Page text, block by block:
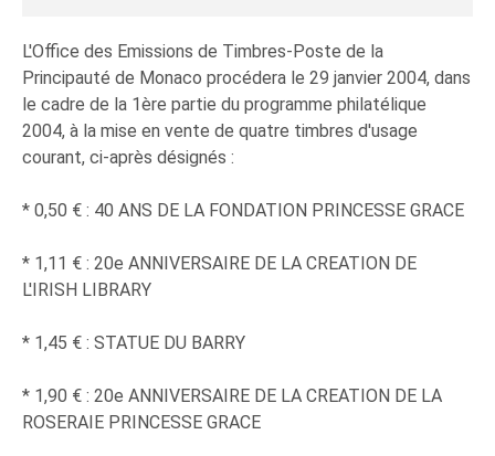
L'Office des Emissions de Timbres-Poste de la
Principauté de Monaco procédera le 29 janvier 2004, dans
le cadre de la 1ère partie du programme philatélique
2004, à la mise en vente de quatre timbres d'usage
courant, ci-après désignés :
* 0,50 € : 40 ANS DE LA FONDATION PRINCESSE GRACE
* 1,11 € : 20e ANNIVERSAIRE DE LA CREATION DE
L'IRISH LIBRARY
* 1,45 € : STATUE DU BARRY
* 1,90 € : 20e ANNIVERSAIRE DE LA CREATION DE LA
ROSERAIE PRINCESSE GRACE